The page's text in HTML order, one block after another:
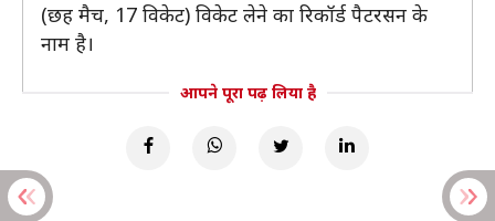
(छह मैच, 17 विकेट) विकेट लेने का रिकॉर्ड पैटरसन के
नाम है।
आपने पूरा पढ़ लिया है